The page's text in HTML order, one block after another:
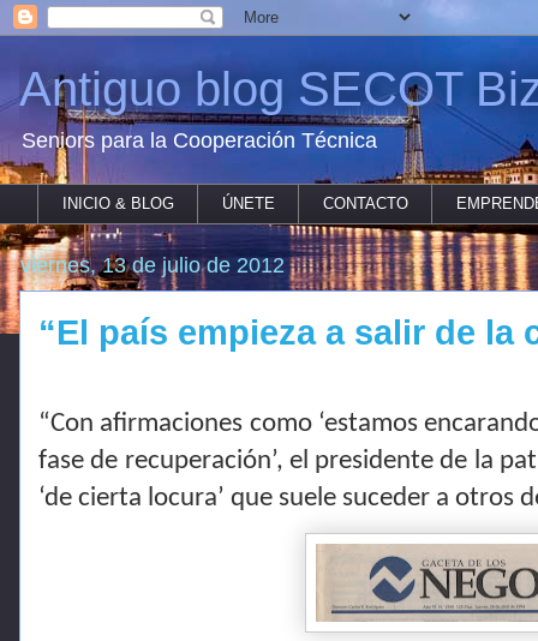
Antiguo blog SECOT
Seniors para la Cooperación Técnica
INICIO & BLOG ÚNETE CONTACTO
viernes, 13 de julio de 2012
“El país empieza a salir de la
“Con afirmaciones como ‘estamos
fase de recuperación’, el presidente de la
‘de cierta locura’ que suele suceder a otros